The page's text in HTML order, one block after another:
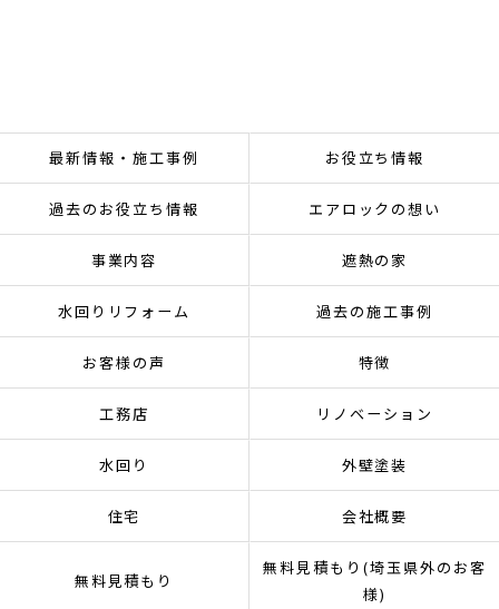
最新情報・施工事例 お役立ち情報
過去のお役立ち情報 エアロックの想い
事業内容 遮熱の家
水回りリフォーム 過去の施工事例
お客様の声 特徴
工務店 リノベーション
水回り 外壁塗装
住宅 会社概要
無料見積もり
無料見積もり(埼玉県外のお客
様)